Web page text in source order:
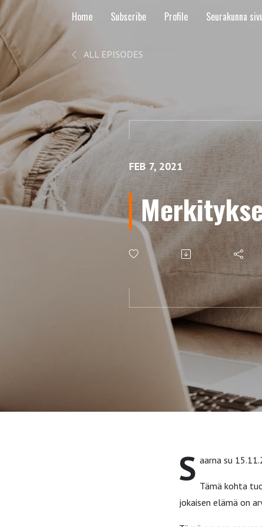
Home Subscribe Profile Seurakunna
ALL EPISODES
FEB 7, 2021
S aarna su
Tämä kohta
jokaisen elämä on